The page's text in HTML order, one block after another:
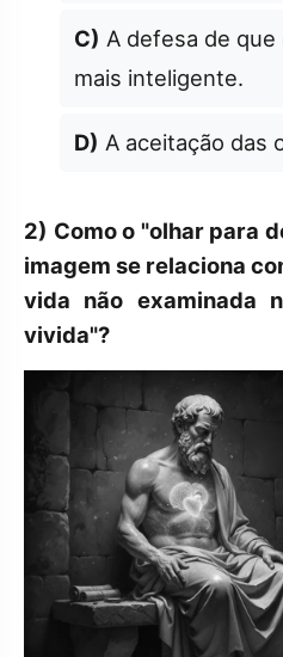
C) A defesa de que
mais inteligente.
D) A aceitação das
2) Como o "olhar para
imagem se relaciona
vida não examinada
vivida"?